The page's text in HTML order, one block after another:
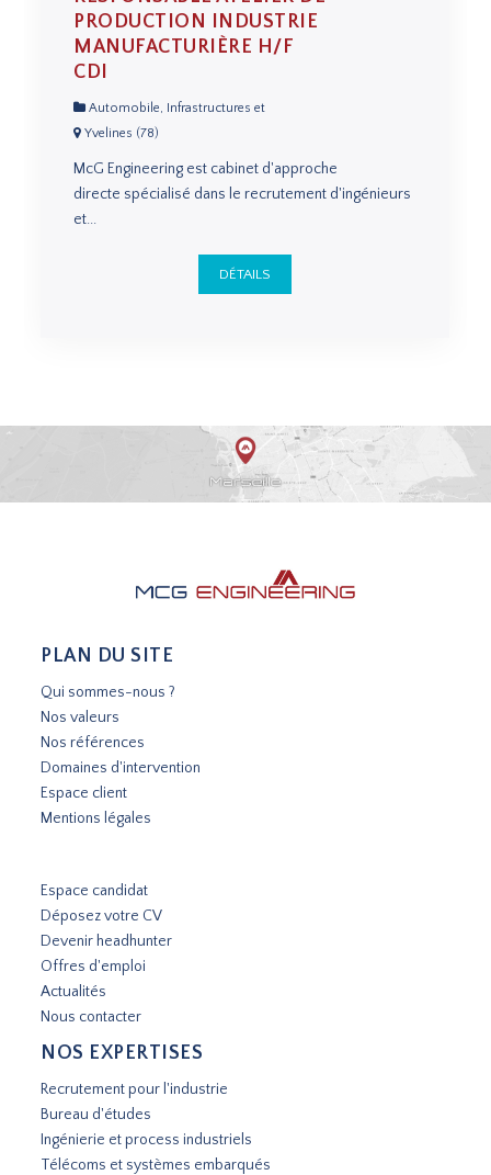
PRODUCTION INDUSTRIE
MANUFACTURIÈRE H/F
CDI
Automobile, Infrastructures et
Yvelines (78)
McG Engineering est cabinet d'approche
directe spécialisé dans le recrutement d'ingénieurs
et...
DÉTAILS
PLAN DU SITE
Qui sommes-nous ?
Nos valeurs
Nos références
Domaines d'intervention
Espace client
Mentions légales
Espace candidat
Déposez votre CV
Devenir headhunter
Offres d'emploi
Actualités
Nous contacter
NOS EXPERTISES
Recrutement pour l'industrie
Bureau d'études
Ingénierie et process industriels
Télécoms et systèmes embarqués